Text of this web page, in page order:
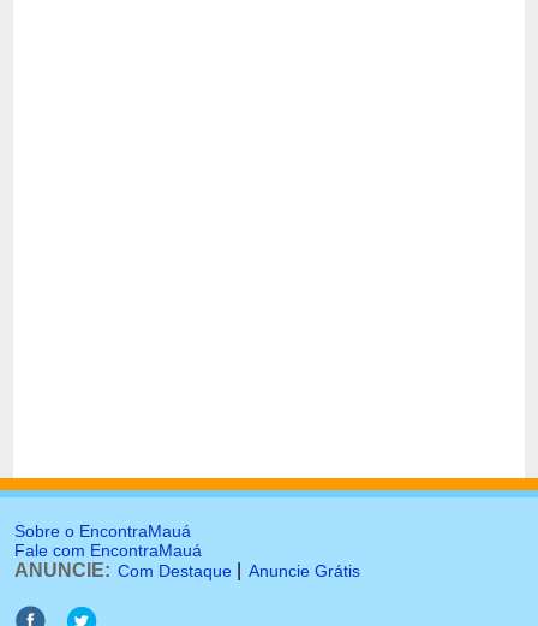
Sobre o EncontraMauá
Fale com EncontraMauá
ANUNCIE: Com Destaque Anuncie Grátis